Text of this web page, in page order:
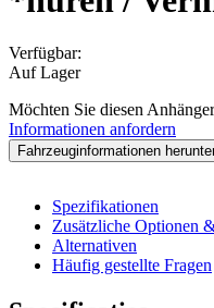
Verfügbar:
Auf Lager
Möchten Sie diesen
Informationen anfordern
Fahrzeuginformationen
Spezifikationen
Zusätzliche Optionen
Alternativen
Häufig gestellte Fragen